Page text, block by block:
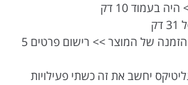
בעמוד 10 דק
עובר למלא פרטים לצורך ההזמנה של המוצר >> רישום פרטים 5
יחשב את זה כשתי פעילויות